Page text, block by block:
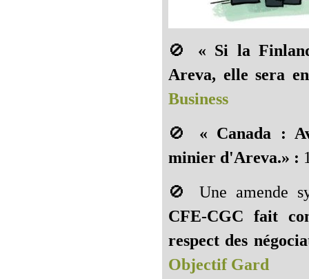
🚫 « Si la
Areva, elle sera
Business
🚫 « Canada :
minier d'Areva.» :
🚫 Une amende
CFE-CGC fait
respect des
Objectif Gard